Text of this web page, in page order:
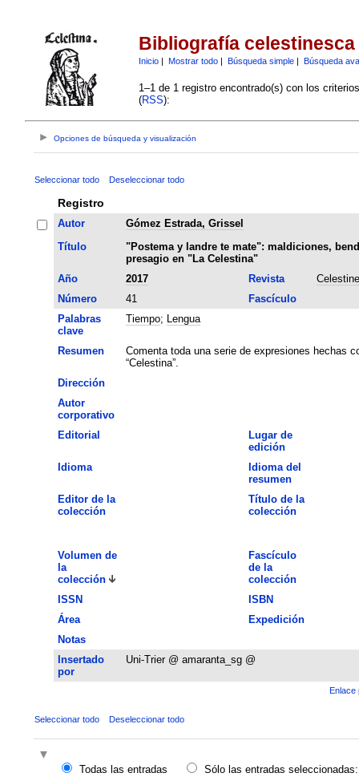
Bibliografía celestinesca
Inicio| Mostrar todo| Búsqueda simple| Búsqueda
1–1 de 1 registro encontrado(s) con los
(RSS):
Opciones de búsqueda y visualización
Seleccionar todo Deseleccionar todo
Registro
Autor
Gómez Estrada, Grissel
Título
"Postema y landre te mate": maldiciones,
presagio en "La Celestina"
Año
2017 Revista
Número
41
Fascículo
Palabras
clave
Tiempo; Lengua
Resumen
Comenta toda una serie de expresiones hechas
“Celestina”.
Dirección
Autor
corporativo
Editorial
Lugar de
edición
Idioma
Idioma del
resumen
Editor de la
colección
Título de la
colección
Volumen de
la
colección
Fascículo
de la
colección
ISSN
ISBN
Área
Expedición
Notas
Insertado
por
Uni-Trier @ amaranta_sg @
Enlace
Seleccionar todo Deseleccionar todo
Todas las entradas
Sólo las entradas seleccionadas: